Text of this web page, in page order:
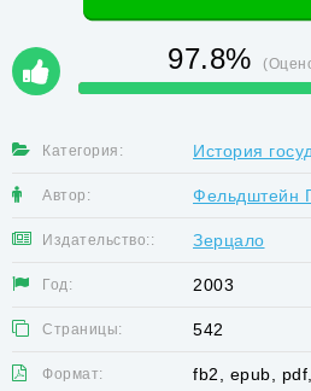
97.8%
Категория: История
Автор: Фельдштейн
Издательство:: Зерцало
Год: 2003
Страницы: 542
Формат: fb2, epub,